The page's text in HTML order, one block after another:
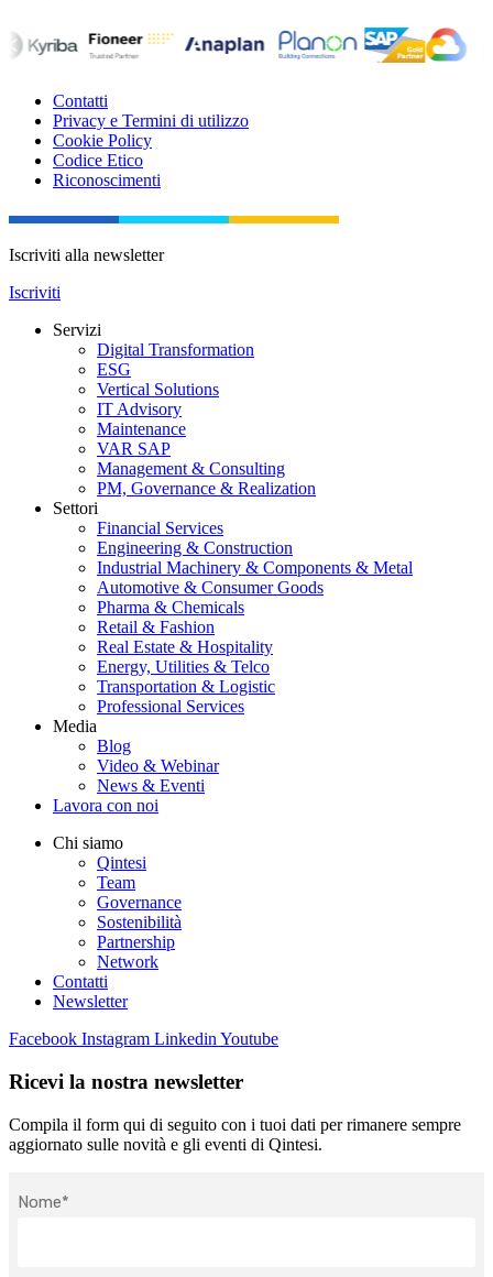
Contatti
Privacy e Termini di utilizzo
Cookie Policy
Codice Etico
Riconoscimenti
Iscriviti alla newsletter
Iscriviti
Servizi
Digital Transformation
ESG
Vertical Solutions
IT Advisory
Maintenance
VAR SAP
Management & Consulting
PM, Governance & Realization
Settori
Financial Services
Engineering & Construction
Industrial Machinery & Components & Metal
Automotive & Consumer Goods
Pharma & Chemicals
Retail & Fashion
Real Estate & Hospitality
Energy, Utilities & Telco
Transportation & Logistic
Professional Services
Media
Blog
Video & Webinar
News & Eventi
Lavora con noi
Chi siamo
Qintesi
Team
Governance
Sostenibilità
Partnership
Network
Contatti
Newsletter
Facebook Instagram Linkedin Youtube
Ricevi la nostra newsletter
Compila il form qui di seguito con i tuoi dati per rimanere sempre
aggiornato sulle novità e gli eventi di Qintesi.